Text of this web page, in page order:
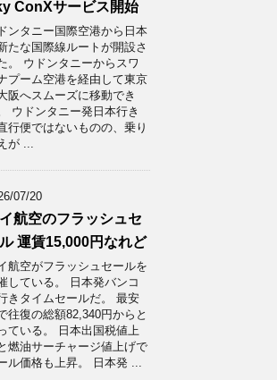
ConXサービス開始
ンタニー国際空港から日本
たな国際線ルートが開設さ
。 ウドンタニーからスワ
プーム空港を経由して東京
阪へスムーズに移動でき
ウドンタニー発日本行き
行便ではないものの、乗り
が ...
07/20
航空のフラッシュセ
運賃15,000円なれど
航空がフラッシュセールを
している。 日本発バンコ
きタイムセールだ。 最安
往復の総額82,340円からと
ている。 日本出国税値上
燃油サーチャージ値上げで
ル価格も上昇。 日本発 ...